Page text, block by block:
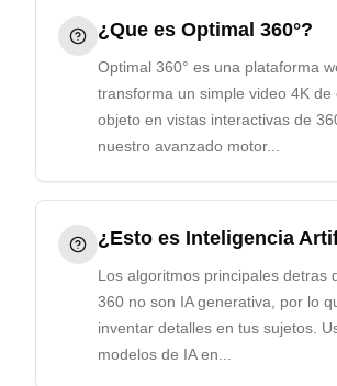
¿Que es Optimal 360°?
Optimal 360° es una plataforma
transforma un simple video 4K de
objeto en vistas interactivas de
nuestro avanzado motor...
¿Esto es Inteligencia
Los algoritmos principales detras
360 no son IA generativa, por lo
inventar detalles en tus sujetos.
modelos de IA en...